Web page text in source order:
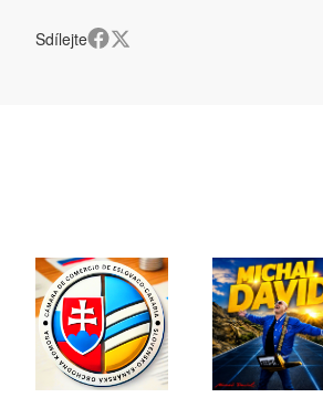
Sdílejte